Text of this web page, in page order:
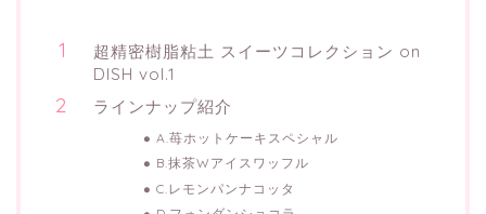
超精密樹脂粘土 スイーツコレクション on
DISH vol.1
ラインナップ紹介
A.苺ホットケーキスペシャル
B.抹茶Wアイスワッフル
C.レモンパンナコッタ